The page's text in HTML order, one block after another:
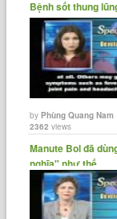
Bệnh sốt thung
byPhùng Quang Nam
2362 views
Manute Bol đã
nghĩa" như thế......